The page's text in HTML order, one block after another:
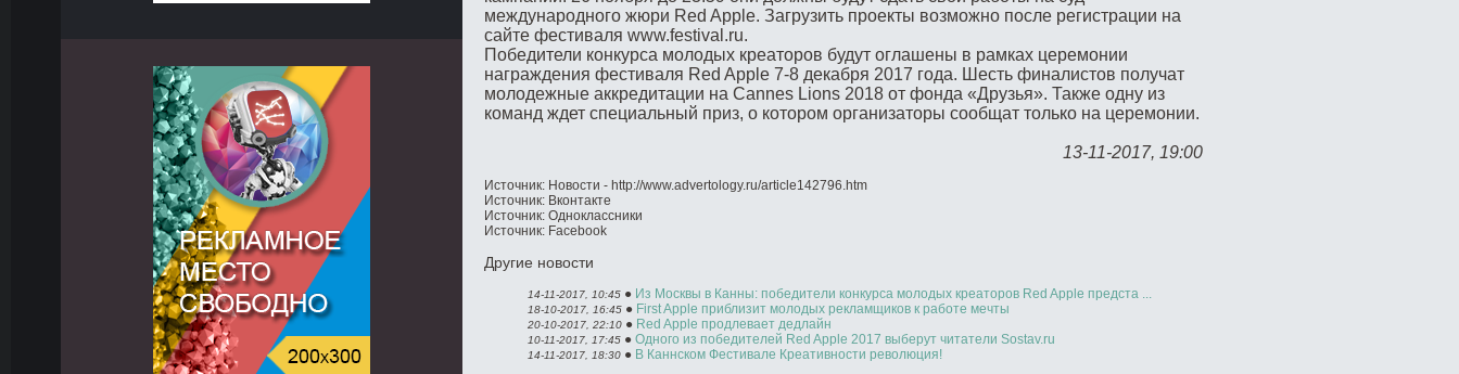
международного жюри Red Apple. Загрузить проекты возможно после регистрации на
сайте фестиваля www.festival.ru.
Победители конкурса молодых креаторов будут оглашены в рамках церемонии
награждения фестиваля Red Apple 7-8 декабря 2017 года. Шесть финалистов получат
молодежные аккредитации на Cannes Lions 2018 от фонда «Друзья». Также одну из
команд ждет специальный приз, о котором организаторы сообщат только на церемонии.
13-11-2017, 19:00
Источник: Новости - http://www.advertology.ru/article142796.htm
Источник: Вконтакте
Источник: Одноклассники
Источник: Facebook
Другие новости
14-11-2017, 10:45 ● Из Москвы в Канны: победители конкурса молодых креаторов Red Apple предста ...
18-10-2017, 16:45 ● First Apple приблизит молодых рекламщиков к работе мечты
20-10-2017, 22:10 ● Red Apple продлевает дедлайн
10-11-2017, 17:45 ● Одного из победителей Red Apple 2017 выберут читатели Sostav.ru
14-11-2017, 18:30 ● В Каннском Фестивале Креативности революция!